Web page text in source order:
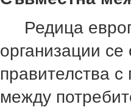
Редица
организации
правителства
между